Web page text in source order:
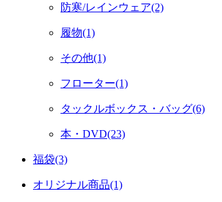
防寒/レインウェア(2)
履物(1)
その他(1)
フローター(1)
タックルボックス・バッグ(6)
本・DVD(23)
福袋(3)
オリジナル商品(1)